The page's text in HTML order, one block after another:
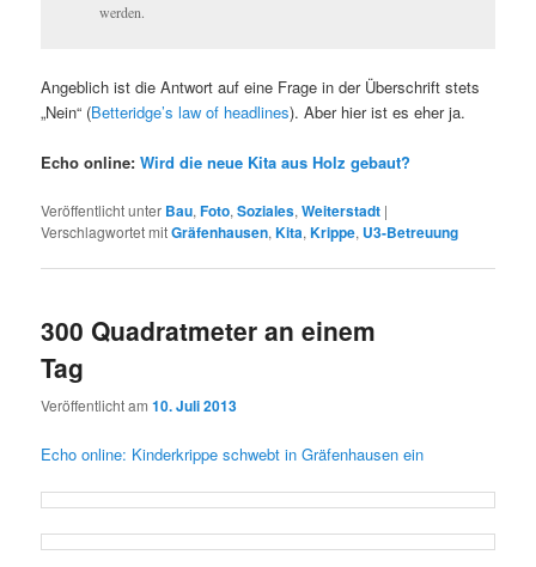
werden.
Angeblich ist die Antwort auf eine Frage in der Überschrift stets
„Nein“ (Betteridge’s law of headlines). Aber hier ist es eher ja.
Echo online:Wird die neue Kita aus Holz gebaut?
Veröffentlicht unter Bau,Foto,Soziales,Weiterstadt |
Verschlagwortet mitGräfenhausen,Kita,Krippe, U3-Betreuung
300 Quadratmeter an einem
Tag
Veröffentlicht am10. Juli 2013
Echo online: Kinderkrippe schwebt in Gräfenhausen ein